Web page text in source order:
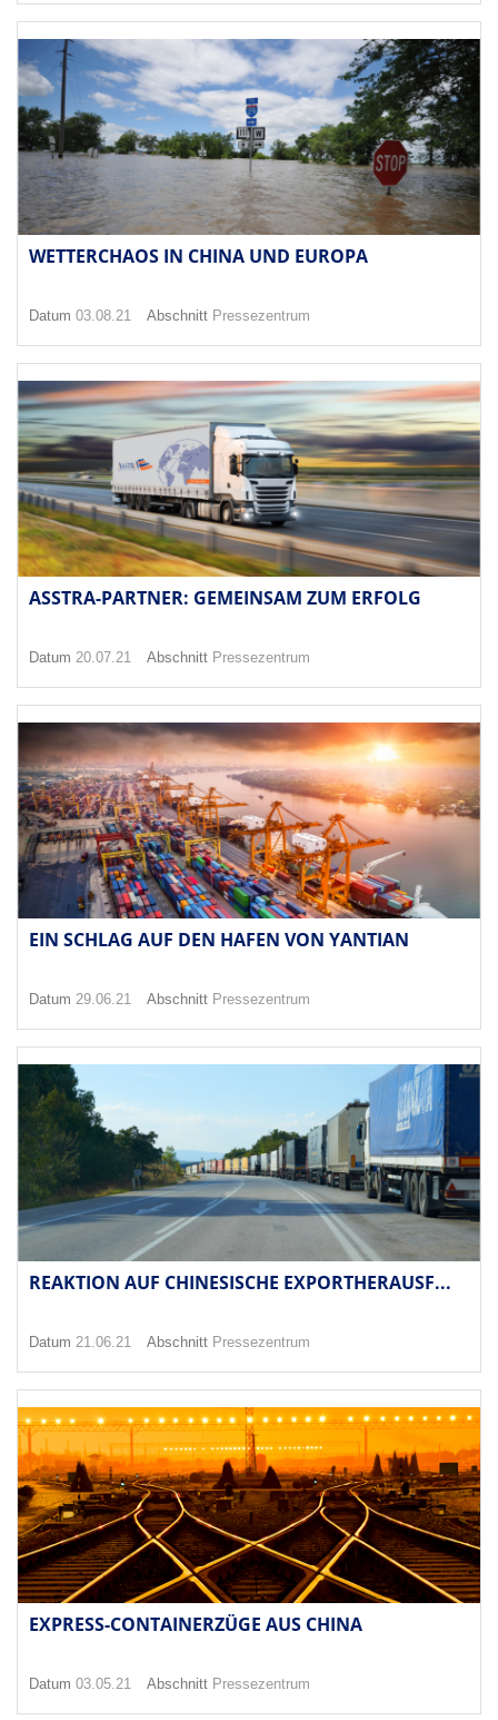
WETTERCHAOS IN CHINA UND EUROPA
Datum 03.08.21 Abschnitt Pressezentrum
ASSTRA-PARTNER: GEMEINSAM ZUM ERFOLG
Datum 20.07.21 Abschnitt Pressezentrum
EIN SCHLAG AUF DEN HAFEN VON YANTIAN
Datum 29.06.21 Abschnitt Pressezentrum
REAKTION AUF CHINESISCHE EXPORTHERAUSF...
Datum 21.06.21 Abschnitt Pressezentrum
EXPRESS-CONTAINERZÜGE AUS CHINA
Datum 03.05.21 Abschnitt Pressezentrum